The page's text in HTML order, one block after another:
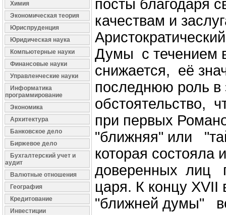
Химия
Экономическая теория
Юриспруденция
Юридическая наука
Компьютерные науки
Финансовые науки
Управленческие науки
Информатика
программирование
Экономика
Архитектура
Банковское дело
Биржевое дело
Бухгалтерский учет и
аудит
Валютные отношения
География
Кредитование
Инвестиции
посты благодаря
качествам и
Думы с течением
снижается, её
последнюю роль
обстоятельство,
при первых
"ближняя" или
которая состояла
доверенных лиц
царя. К концу XVII
"ближней думы"